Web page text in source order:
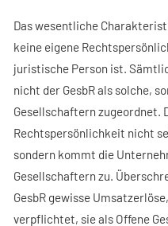
Das wesentliche
keine eigene
juristische Person ist.
nicht der GesbR als solche,
Gesellschaftern zugeordnet.
Rechtspersönlichkeit nicht
sondern kommt die
Gesellschaftern zu.
GesbR gewisse
verpflichtet, sie als Offene